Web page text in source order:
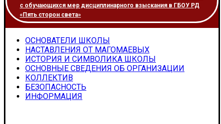
с обучающихся мер дисциплинарного взыскания в ГБОУ РД
«Пять сторон света»
ОСНОВАТЕЛИ ШКОЛЫ
НАСТАВЛЕНИЯ ОТ МАГОМАЕВЫХ
ИСТОРИЯ И СИМВОЛИКА ШКОЛЫ
ОСНОВНЫЕ СВЕДЕНИЯ ОБ ОРГАНИЗАЦИИ
КОЛЛЕКТИВ
БЕЗОПАСНОСТЬ
ИНФОРМАЦИЯ